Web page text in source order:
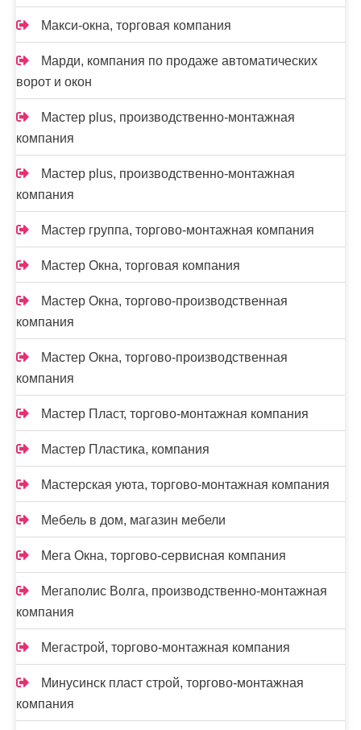
Макси-окна, торговая компания
Марди, компания по продаже автоматических
ворот и окон
Мастер plus, производственно-монтажная
компания
Мастер plus, производственно-монтажная
компания
Мастер группа, торгово-монтажная компания
Мастер Окна, торговая компания
Мастер Окна, торгово-производственная
компания
Мастер Окна, торгово-производственная
компания
Мастер Пласт, торгово-монтажная компания
Мастер Пластика, компания
Мастерская уюта, торгово-монтажная компания
Мебель в дом, магазин мебели
Мега Окна, торгово-сервисная компания
Мегаполис Волга, производственно-монтажная
компания
Мегастрой, торгово-монтажная компания
Минусинск пласт строй, торгово-монтажная
компания